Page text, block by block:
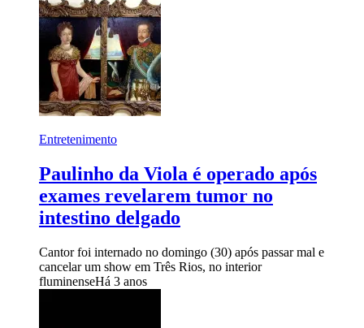
Entretenimento
Paulinho da Viola é operado após
exames revelarem tumor no
intestino delgado
Cantor foi internado no domingo (30) após passar mal e
cancelar um show em Três Rios, no interior
fluminenseHá 3 anos